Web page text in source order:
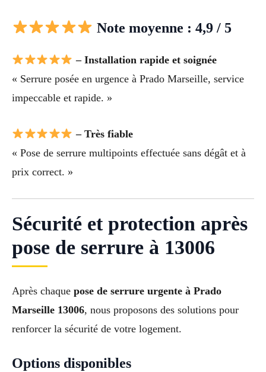
Note moyenne : 4,9 / 5
– Installation rapide et soignée
« Serrure posée en urgence à Prado Marseille, service
impeccable et rapide. »
– Très fiable
« Pose de serrure multipoints effectuée sans dégât et à
prix correct. »
Sécurité et protection après
pose de serrure à 13006
Après chaque pose de serrure urgente à Prado
Marseille 13006, nous proposons des solutions pour
renforcer la sécurité de votre logement.
Options disponibles